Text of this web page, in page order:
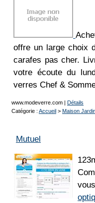
offre un large choix
carafes pas cher.
votre écoute du
verres Chef &
www.modeverre.com | Détails
Catégorie : Accueil > Maison
Mutuel